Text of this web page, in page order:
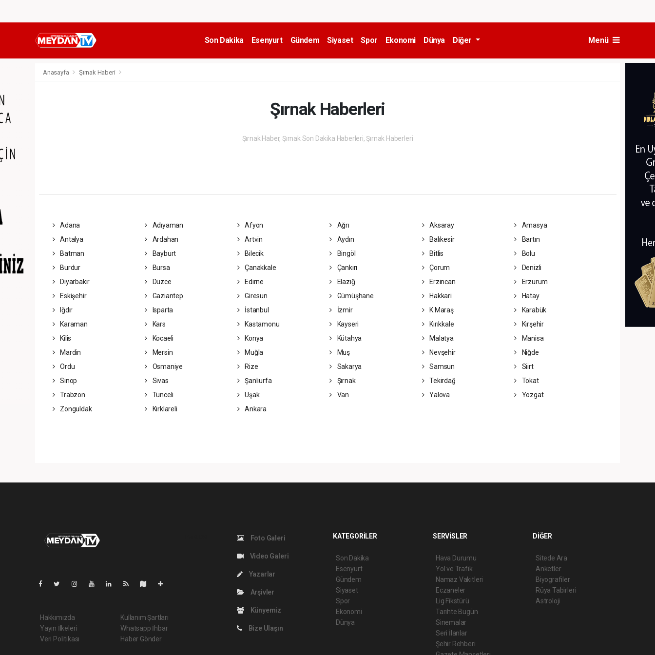
Son Dakika Esenyurt Gündem Siyaset Spor Ekonomi Dünya Diğer Menü
Anasayfa Şırnak Haberi
Şırnak Haberleri
Şırnak Haber, Şırnak Son Dakika Haberleri, Şırnak Haberleri
Adana Adıyaman Afyon Ağrı Aksaray
Amasya
Antalya
Ardahan Artvin Aydın Balıkesir
Bartın
Batman
Bayburt Bilecik Bingöl Bitlis
Bolu
Burdur
Bursa Çanakkale Çankırı Çorum
Denizli
Diyarbakır
Düzce Edirne Elazığ Erzincan
Erzurum
Eskişehir
Gaziantep Giresun Gümüşhane Hakkari
Hatay
Iğdır
Isparta İstanbul İzmir K.Maraş
Karabük
Karaman
Kars Kastamonu Kayseri Kırıkkale
Kırşehir
Kilis
Kocaeli Konya Kütahya Malatya
Manisa
Mardin
Mersin Muğla Muş Nevşehir
Niğde
Ordu
Osmaniye Rize Sakarya Samsun
Siirt
Sinop
Sivas Şanlıurfa Şırnak Tekirdağ
Tokat
Trabzon
Tunceli Uşak Van Yalova
Yozgat
Zonguldak
Kırklareli Ankara
Hakkımızda
Yayın İlkeleri
Veri Politikası
Kullanım Şartları
Whatsapp İhbar
Haber Gönder
Foto Galeri
Video Galeri
Yazarlar
Arşivler
Künyemiz
Bize Ulaşın
KATEGORİLER
Son Dakika
Esenyurt
Gündem
Siyaset
Spor
Ekonomi
Dünya
SERVİSLER
Hava Durumu
Yol ve Trafik
Namaz Vakitleri
Eczaneler
Lig Fikstürü
Tarihte Bugün
Sinemalar
Seri İlanlar
Şehir Rehberi
DİĞER
Sitede Ara
Anketler
Biyografiler
Rüya Tabirleri
Astroloji